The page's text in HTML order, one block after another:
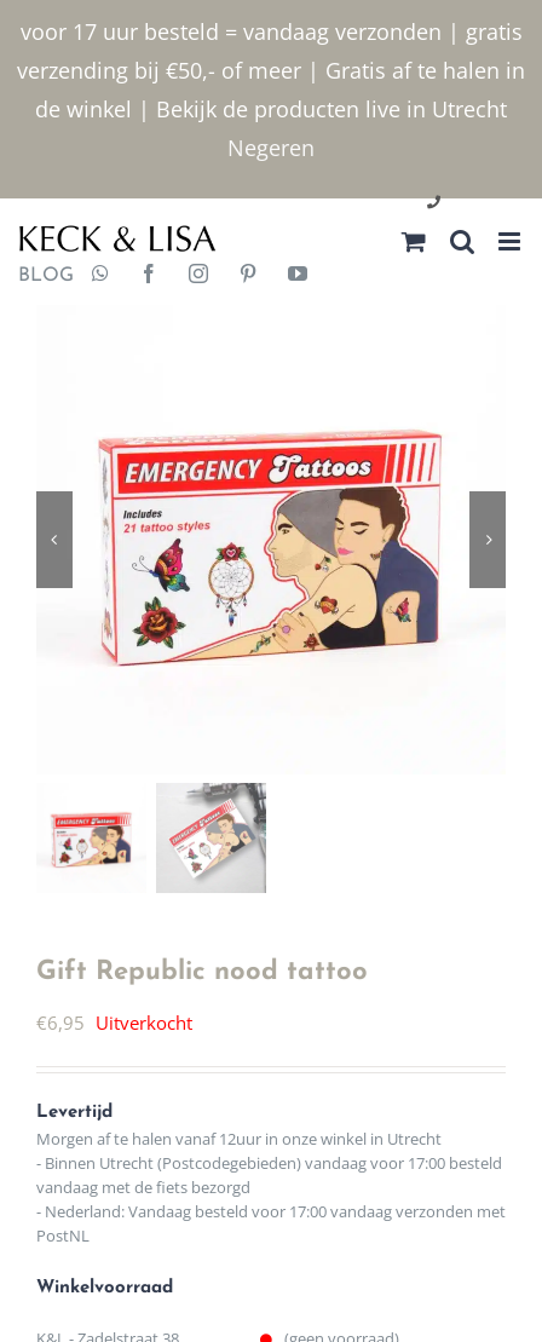
voor 17 uur besteld = vandaag verzonden | gratis
verzending bij €50,- of meer | Gratis af te halen in
de winkel | Bekijk de producten live in Utrecht
Negeren
inhoud
030 2400000
BLOG
Gift Republic nood tattoo
€6,95 Uitverkocht
Levertijd
Morgen af te halen vanaf 12uur in onze winkel in Utrecht
- Binnen Utrecht (Postcodegebieden) vandaag voor 17:00 besteld
vandaag met de fiets bezorgd
- Nederland: Vandaag besteld voor 17:00 vandaag verzonden met
PostNL
Winkelvoorraad